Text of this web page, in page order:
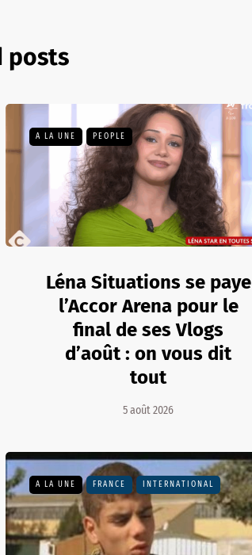
posts
A LA UNE PEOPLE
Léna Situations se paye
l’Accor Arena pour le
final de ses Vlogs
d’août : on vous dit
tout
5 août 2026
A LA UNE FRANCE INTERNATIONAL